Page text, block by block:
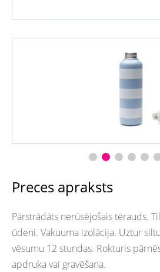
Preces apraksts
Pārstrādāts nerūsējošais tērauds.
ūdeni. Vakuuma izolācija. Uztur
vēsumu 12 stundas. Rokturis
apdruka vai gravēšana.